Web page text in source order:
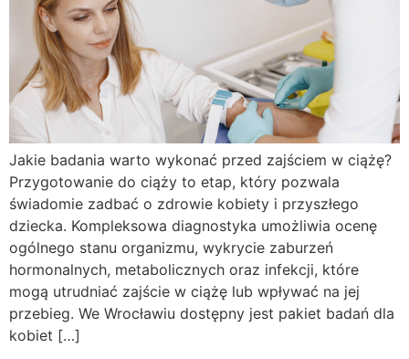
Jakie badania warto wykonać przed zajściem w ciążę?
Przygotowanie do ciąży to etap, który pozwala
świadomie zadbać o zdrowie kobiety i przyszłego
dziecka. Kompleksowa diagnostyka umożliwia ocenę
ogólnego stanu organizmu, wykrycie zaburzeń
hormonalnych, metabolicznych oraz infekcji, które
mogą utrudniać zajście w ciążę lub wpływać na jej
przebieg. We Wrocławiu dostępny jest pakiet badań dla
kobiet […]